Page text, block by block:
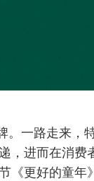
。一路走来，
，进而在消
《更好的童